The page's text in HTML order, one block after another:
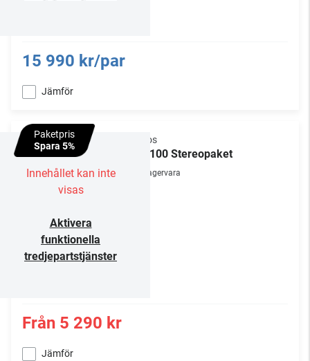
15 990 kr/par
Jämför
Paketpris
Spara 5%
Innehållet kan inte
visas
Aktivera
funktionella
tredjepartstjänster
Sonos
Era 100 Stereopaket
Lagervara
Från 5 290 kr
Jämför